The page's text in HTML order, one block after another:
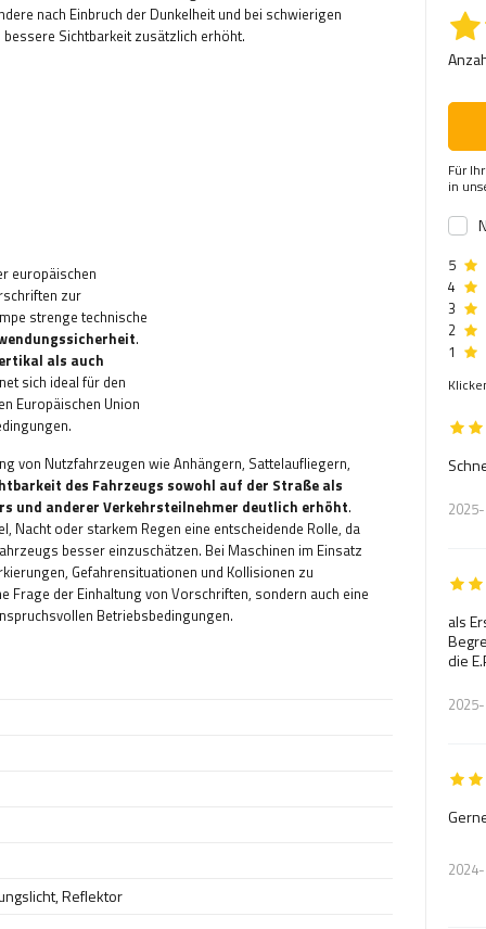
Für
in
5
4
3
2
1
als
die
nach Einbruch der Dunkelheit und bei schwierigen
bessere Sichtbarkeit zusätzlich erhöht.
europäischen
zur
strenge technische
.
als auch
sich ideal für den
Europäischen Union
.
von Nutzfahrzeugen wie Anhängern, Sattelaufliegern,
des Fahrzeugs sowohl auf der Straße als
und anderer Verkehrsteilnehmer deutlich erhöht.
Nacht oder starkem Regen eine entscheidende Rolle, da
besser einzuschätzen. Bei Maschinen im Einsatz
Gefahrensituationen und Kollisionen zu
der Einhaltung von Vorschriften, sondern auch eine
Betriebsbedingungen.
,Reflektor